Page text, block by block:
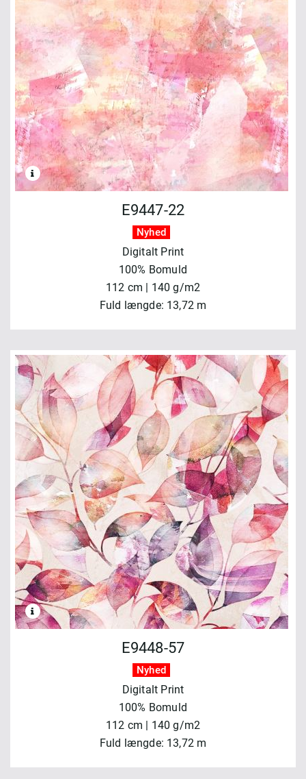
E9447-22
Nyhed
Digitalt Print
100% Bomuld
112 cm | 140 g/m2
Fuld længde: 13,72 m
E9448-57
Nyhed
Digitalt Print
100% Bomuld
112 cm | 140 g/m2
Fuld længde: 13,72 m